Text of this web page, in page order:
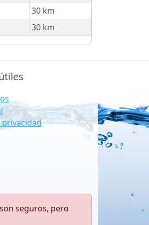
30 km
30 km
privacidad
seguros, pero